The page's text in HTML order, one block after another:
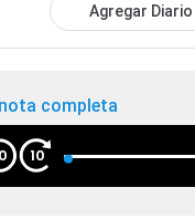
Agregar Diario
completa
10